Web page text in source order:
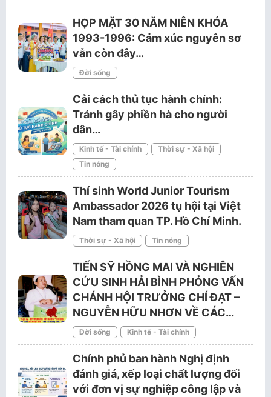
HỌP MẶT 30 NĂM NIÊN KHÓA
1993-1996: Cảm xúc nguyên sơ
vẫn còn đây…
Đời sống
Cải cách thủ tục hành chính:
Tránh gây phiền hà cho người
dân…
Kinh tế - Tài chính
Thời sự - Xã hội
Tin nóng
Thí sinh World Junior Tourism
Ambassador 2026 tụ hội tại Việt
Nam tham quan TP. Hồ Chí Minh.
Thời sự - Xã hội Tin nóng
TIẾN SỸ HỒNG MAI VÀ NGHIÊN
CỨU SINH HẢI BÌNH PHỎNG VẤN
CHÁNH HỘI TRƯỞNG CHÍ ĐẠT –
NGUYỄN HỮU NHƠN VỀ CÁC…
Đời sống Kinh tế - Tài chính
Chính phủ ban hành Nghị định
đánh giá, xếp loại chất lượng đối
với đơn vị sự nghiệp công lập và